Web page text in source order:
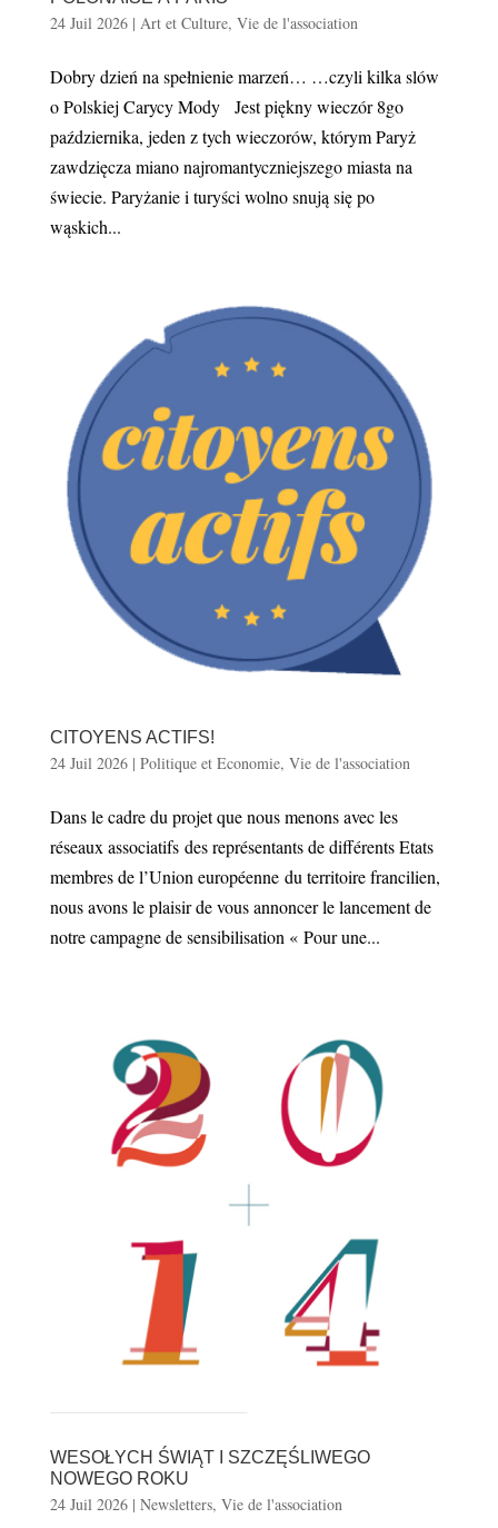
24 Juil 2026| Art et Culture, Vie de l'association
Dobry dzień na spełnienie marzeń… …czyli kilka slów
o Polskiej Carycy Mody Jest piękny wieczór 8go
października, jeden z tych wieczorów, którym Paryż
zawdzięcza miano najromantyczniejszego miasta na
świecie. Paryżanie i turyści wolno snują się po
wąskich...
CITOYENS ACTIFS!
24 Juil 2026| Politique et Economie, Vie de l'association
Dans le cadre du projet que nous menons avec les
réseaux associatifs des représentants de différents Etats
membres de l’Union européenne du territoire francilien,
nous avons le plaisir de vous annoncer le lancement de
notre campagne de sensibilisation « Pour une...
WESOŁYCH ŚWIĄT I SZCZĘŚLIWEGO
NOWEGO ROKU
24 Juil 2026| Newsletters, Vie de l'association